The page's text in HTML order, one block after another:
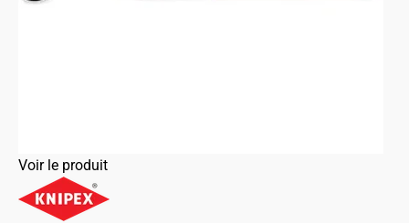
Voir le produit